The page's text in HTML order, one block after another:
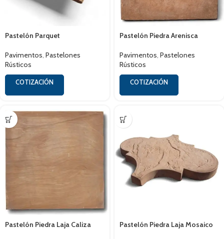
Pastelón Parquet
Pavimentos, Pastelones
Rústicos
COTIZACIÓN
Pastelón Piedra Arenisca
Pavimentos, Pastelones
Rústicos
COTIZACIÓN
Pastelón Piedra Laja Caliza Pastelón Piedra Laja Mosaico